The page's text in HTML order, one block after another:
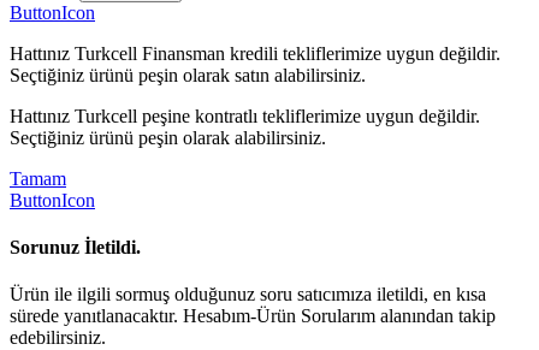
ButtonIcon
Hattınız Turkcell Finansman kredili tekliflerimize uygun değildir.
Seçtiğiniz ürünü peşin olarak satın alabilirsiniz.
Hattınız Turkcell peşine kontratlı tekliflerimize uygun değildir.
Seçtiğiniz ürünü peşin olarak alabilirsiniz.
Tamam
ButtonIcon
Sorunuz İletildi.
Ürün ile ilgili sormuş olduğunuz soru satıcımıza iletildi, en kısa
sürede yanıtlanacaktır. Hesabım-Ürün Sorularım alanından takip
edebilirsiniz.